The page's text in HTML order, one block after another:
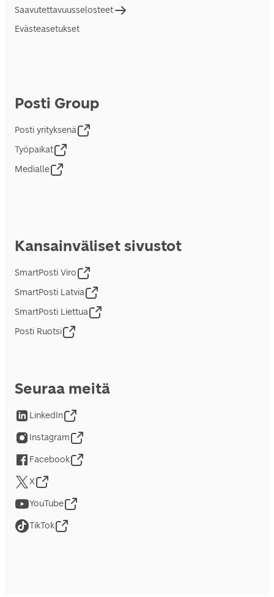
Saavutettavuusselosteet
Evästeasetukset
Posti Group
Posti yrityksenä
Työpaikat
Medialle
Kansainväliset sivustot
SmartPosti Viro
SmartPosti Latvia
SmartPosti Liettua
Posti Ruotsi
Seuraa meitä
LinkedIn
Instagram
Facebook
X
YouTube
TikTok